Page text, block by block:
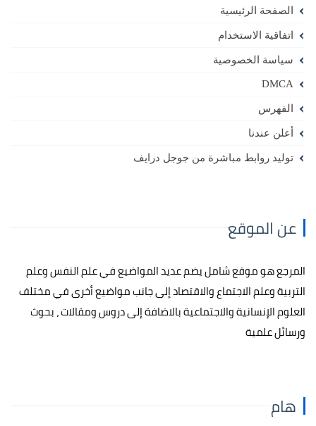
الصفحة الرئيسية
اتفاقية الاستخدام
سياسة الخصوصية
DMCA
الفهرس
أعلن عندنا
توليد روابط مباشرة من جوجل درايف
عن الموقع
المرجع هو موقع شامل يضم عديد المواضيع في علم النفس وعلم
التربية وعلم الاجتماع والاقتصاد إلى جانب مواضيع أخرى في مختلف
العلوم الإنسانية والاجتماعية بالاضافة إلى دروس ومقالات ، بحوث
ورسائل علمية
هام